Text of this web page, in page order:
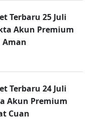
Terbaru 25 Juli
Akun Premium
Aman
Terbaru 24 Juli
Akun Premium
Cuan